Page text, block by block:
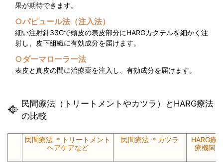
果が期待できます。
○パピュール法（注入法）
細い注射針33Gで頭皮の表皮部分にHARGカクテルを細かく注
射し、皮下組織に有効成分を届けます。
○ダーマローラー法
表皮と真皮の間に治療薬を注入し、有効成分を届けます。
民間療法（トリートメントやカツラ）とHARG療法
の比較
民間療法 ＊トリートメント
ヘアケアなど
民間療法 ＊カツラ
HARG療
療機関